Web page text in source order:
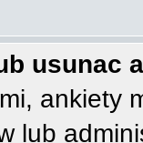
usunac
ankiety
lub